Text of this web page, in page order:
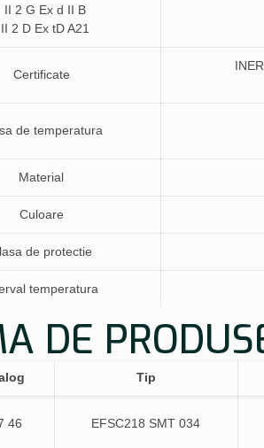
II 2 G Ex d II B
II 2 D Ex tD A21
Certificate
de temperatura
Material
Culoare
de protectie
temperatura
DE
Tip
46 EFSC218 SMT 034